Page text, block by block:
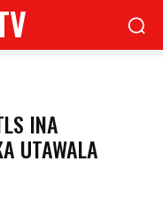
INA
UTAWALA